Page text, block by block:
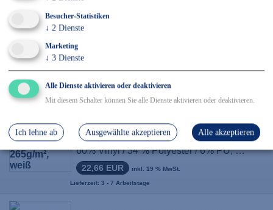
Besucher-Statistiken
↓ 2 Dienste
Marketing
↓ 3 Dienste
Alle Dienste aktivieren oder deaktivieren
Mit diesem Schalter können Sie alle Dienste aktivieren oder deaktivieren.
Ich lehne ab Ausgewählte akzeptieren Alle akzeptieren
Gummi-Schürze 1417, grün,
VE = 5
70 x 120 cm
15,84 EUR
F-CRAFTLAND-Vinyl-
Schürze, *ULF*, 265g/m²,
weiß
60% Vinyl / 34 % Polyester / 6% PU, Größe: 100 x 140 cm
22,66 EUR inkl. 19 % MwSt.
Lieferzeit: 3 - 7 Arbeitstage